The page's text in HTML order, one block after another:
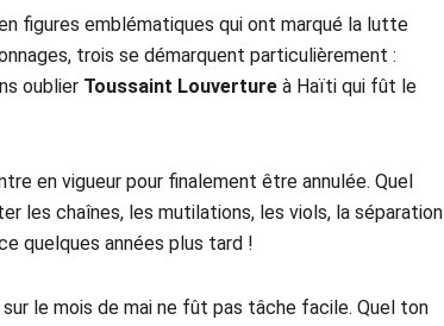
figures emblématiques qui ont marqué la lutte
trois se démarquent particulièrement :
oublier Toussaint Louverture à Haïti qui fût le
en vigueur pour finalement être annulée. Quel
les chaînes, les mutilations, les viols, la séparation
quelques années plus tard !
le mois de mai ne fût pas tâche facile. Quel ton